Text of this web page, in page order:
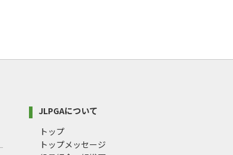
JLPGAについて
トップ
トップメッセージ